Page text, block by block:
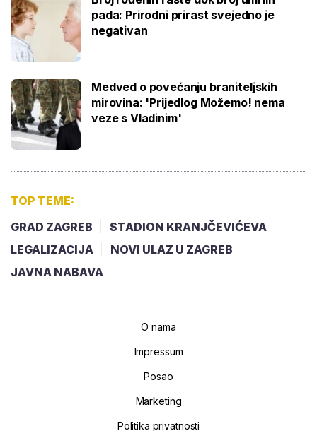
pada: Prirodni prirast svejedno je
negativan
Medved o povećanju braniteljskih
mirovina: 'Prijedlog Možemo! nema
veze s Vladinim'
TOP TEME:
GRAD ZAGREB
STADION KRANJČEVIĆEVA
LEGALIZACIJA
NOVI ULAZ U ZAGREB
JAVNA NABAVA
O nama
Impressum
Posao
Marketing
Politika privatnosti